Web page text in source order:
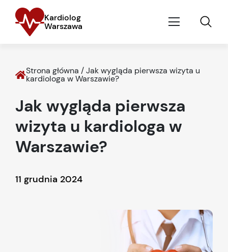
Kardiolog
Warszawa
Strona główna /Jak wygląda pierwsza wizyta u
kardiologa w Warszawie?
Jak wygląda pierwsza
wizyta u kardiologa w
Warszawie?
11 grudnia 2024